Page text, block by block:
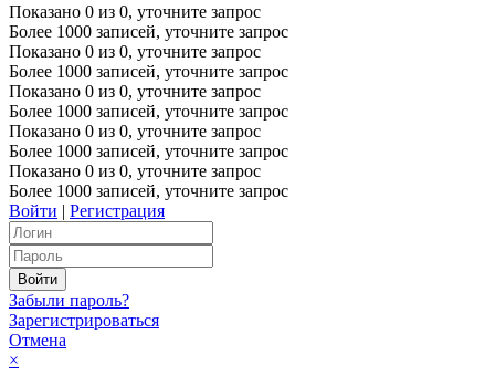
Показано 0 из 0, уточните запрос
Более 1000 записей, уточните запрос
Показано 0 из 0, уточните запрос
Более 1000 записей, уточните запрос
Показано 0 из 0, уточните запрос
Более 1000 записей, уточните запрос
Показано 0 из 0, уточните запрос
Более 1000 записей, уточните запрос
Показано 0 из 0, уточните запрос
Более 1000 записей, уточните запрос
Войти | Регистрация
Забыли пароль?
Зарегистрироваться
Отмена
×